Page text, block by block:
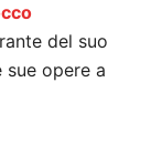
del suo
opere a